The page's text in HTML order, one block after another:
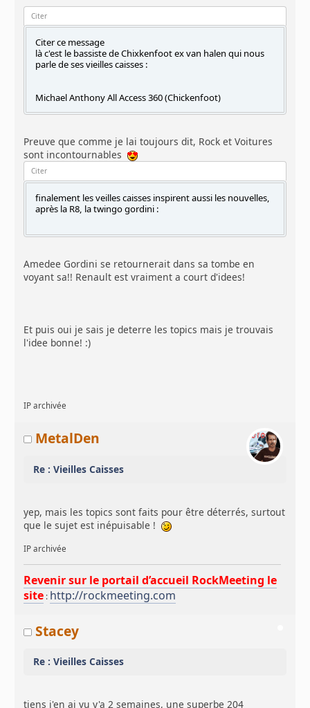
Citer
Citer ce message
là c'est le bassiste de Chixkenfoot ex van halen qui nous
parle de ses vieilles caisses :
Michael Anthony All Access 360 (Chickenfoot)
Preuve que comme je lai toujours dit, Rock et Voitures
sont incontournables
Citer
finalement les veilles caisses inspirent aussi les nouvelles,
après la R8, la twingo gordini :
Amedee Gordini se retournerait dans sa tombe en
voyant sa!! Renault est vraiment a court d'idees!
Et puis oui je sais je deterre les topics mais je trouvais
l'idee bonne! :)
IP archivée
MetalDen
Re : Vieilles Caisses
yep, mais les topics sont faits pour être déterrés, surtout
que le sujet est inépuisable !
IP archivée
Revenir sur le portail d’accueil RockMeeting le
site : http://rockmeeting.com
Stacey
Re : Vieilles Caisses
tiens j'en ai vu y'a 2 semaines, une superbe 204